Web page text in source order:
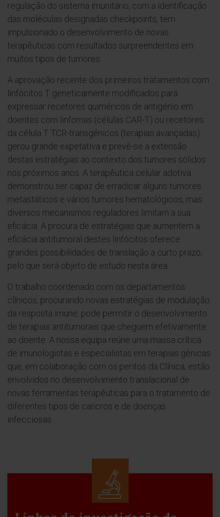
regulação do sistema imunitário, com a identificação
das moléculas designadas checkpoints, tem
impulsionado o desenvolvimento de novas
terapêuticas com resultados surpreendentes em
muitos tipos de tumores.
A aprovação recente dos primeiros tratamentos com
linfócitos T geneticamente modificados para
expressar recetores quiméricos de antigénio em
doentes com linfomas (células CAR-T) ou recetores
da célula T TCR-transgénicos (terapias avançadas)
gerou grande expetativa e prevê-se a extensão
destas estratégias ao contexto dos tumores sólidos
nos próximos anos. A terapêutica celular adotiva
demonstrou ser capaz de erradicar alguns tumores
metastáticos e vários tumores hematológicos, mas
diversos mecanismos reguladores limitam a sua
eficácia. A procura de estratégias que aumentem a
eficácia antitumoral destes linfócitos oferece
grandes possibilidades de translação a curto prazo,
pelo que será objeto de estudo nesta área.
O trabalho coordenado com os departamentos
clínicos, procurando novas estratégias de modulação
da resposta imune, pode permitir o desenvolvimento
de terapias antitumorais que cheguem efetivamente
ao doente. A nossa equipa reúne uma massa crítica
de imunologistas e especialistas em terapias génicas
que, em colaboração com os peritos da Clínica, estão
envolvidos no desenvolvimento translacional de
novas ferramentas terapêuticas para o tratamento de
diferentes tipos de cancros e de doenças
infecciosas.